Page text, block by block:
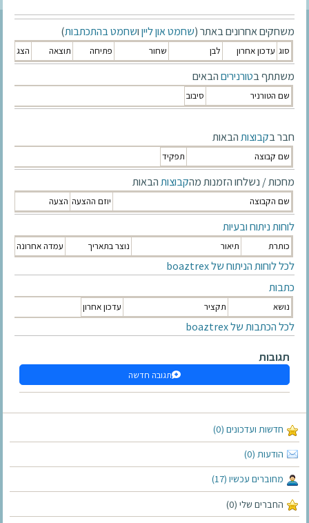
חדשות ועדכונים (0)
הודעות (0)
מחוברים עכשיו (17)
החברים שלי (0)
משחקים אחרונים באתר (שחמט און לייןושחמט בהתכתבות)
סוג עדכון אחרון לבן שחור פתיחה תוצאה הצג
משתתף בטורניריםהבאים
שם הטורניר סיבוב
חבר בקבוצותהבאות
שם קבוצה תפקיד
מחכות / נשלחו הזמנות מהקבוצותהבאות
שם הקבוצה יוזם ההצעה הצעה
לוחות ניתוח ובעיות
כותרת תיאור נוצר בתאריך עמדה אחרונה
לכל לוחות הניתוח של boaztrex
כתבות
נושא תקציר עדכון אחרון
לכל הכתבות של boaztrex
תגובות
תגובה חדשה